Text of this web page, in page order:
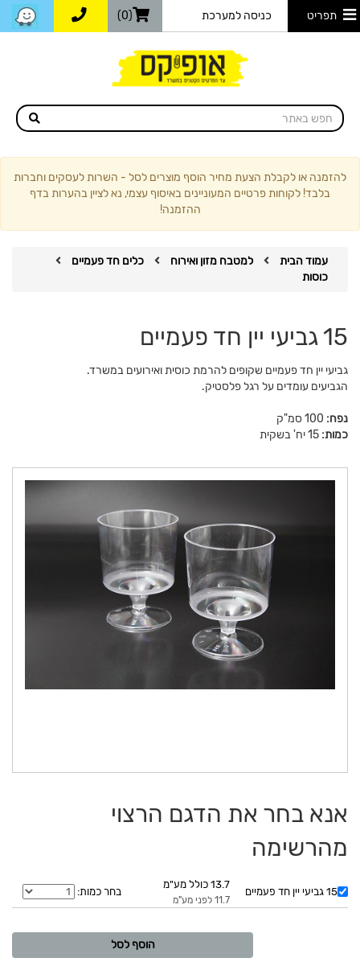
תפריט כניסה למערכת (0)
להזמנה או לקבלת הצעת מחיר הוסף מוצרים לסל - השרות לעסקים וחברות
בלבד! לקוחות פרטיים המעוניינים באיסוף עצמי, נא לציין בהערות בדף
ההזמנה!
עמוד הבית למטבח מזון ואירוח
כלים חד פעמיים
כוסות
15 גביעי יין חד פעמיים
גביעי יין חד פעמיים שקופים להרמת כוסית ואירועים במשרד.
הגביעים עומדים על רגל פלסטיק.
נפח:
כמות:
אנא בחר את הדגם הרצוי
מהרשימה
15 גביעי יין חד פעמיים
13.7 כולל מע"מ
11.7 לפני מע"מ
בחר כמות: